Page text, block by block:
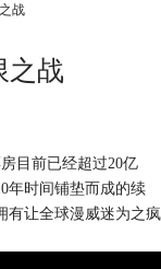
战
之战
目前已经超过20亿
年时间铺垫而成的续
有让全球漫威迷为之疯